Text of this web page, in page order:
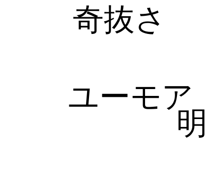
ユーモア
奇抜さ